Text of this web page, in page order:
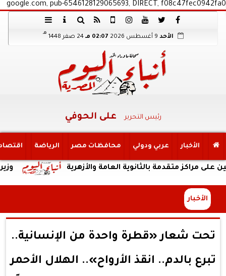
google.com, pub-6546128129065693, DIRECT, f08c47fec0942fa0
الأحد 02:07 مـ 24 صفر 1448
هـ
رئيس التحرير على الحوفي
الأخبار عربي ودولي محافظات مصر الرياضة
وزير الري متقدمة بالثانوية العامة والأزهرية
الأخبار
تحت شعار «قطرة واحدة من الإنسانية..
تبرع بالدم.. انقذ الأرواح».. الهلال الأحمر